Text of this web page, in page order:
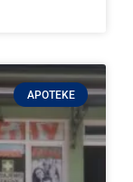
APOTEKE